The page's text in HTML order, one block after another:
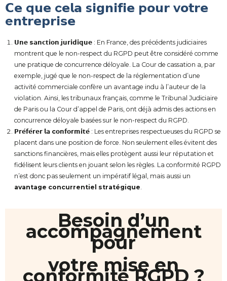
𝗖𝗲 q𝘂𝗲 c𝗲𝗹𝗮 s𝗶𝗴𝗻𝗶𝗳𝗶𝗲 p𝗼𝘂𝗿 v𝗼𝘁𝗿𝗲
e𝗻𝘁𝗿𝗲𝗽𝗿𝗶𝘀𝗲
𝗨𝗻𝗲 s𝗮𝗻𝗰𝘁𝗶𝗼𝗻 j𝘂𝗿𝗶𝗱𝗶𝗾𝘂𝗲 : En France, des précédents judiciaires
montrent que le non-respect du RGPD peut être considéré comme
une pratique de concurrence déloyale. La Cour de cassation a, par
exemple, jugé que le non-respect de la réglementation d’une
activité commerciale confère un avantage indu à l’auteur de la
violation. Ainsi, les tribunaux français, comme le Tribunal Judiciaire
de Paris ou la Cour d’appel de Paris, ont déjà admis des actions en
concurrence déloyale basées sur le non-respect du RGPD.
𝗣𝗿𝗲́𝗳𝗲́𝗿𝗲𝗿 𝗹𝗮 c𝗼𝗻𝗳𝗼𝗿𝗺𝗶𝘁𝗲́ : Les entreprises respectueuses du RGPD se
placent dans une position de force. Non seulement elles évitent des
sanctions financières, mais elles protègent aussi leur réputation et
fidélisent leurs clients en jouant selon les règles. La conformité RGPD
n’est donc pas seulement un impératif légal, mais aussi un
avantage concurrentiel stratégique
Besoin d’un
accompagnement
pour
votre mise en
conformité RGPD ?